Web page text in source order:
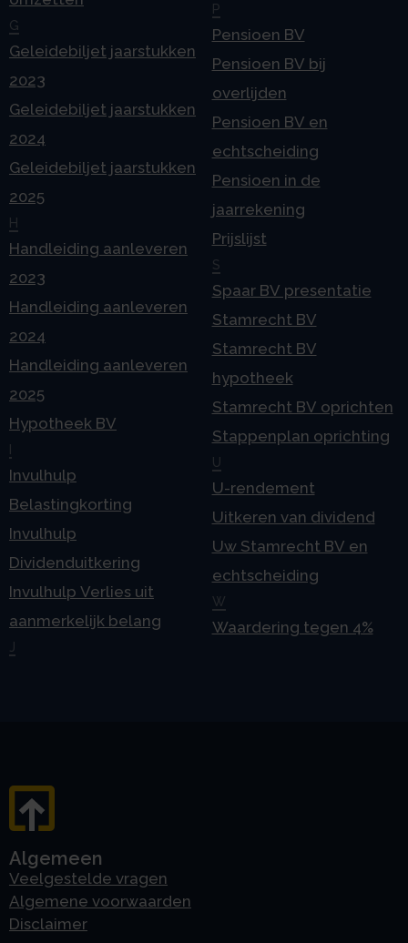
G
Geleidebiljet jaarstukken
2023
Geleidebiljet jaarstukken
2024
Geleidebiljet jaarstukken
2025
H
Handleiding aanleveren
2023
Handleiding aanleveren
2024
Handleiding aanleveren
2025
Hypotheek BV
Invulhulp
Belastingkorting
Invulhulp
Dividenduitkering
Invulhulp Verlies uit
aanmerkelijk belang
P
Pensioen BV
Pensioen BV bij
overlijden
Pensioen BV en
echtscheiding
Pensioen in de
jaarrekening
Prijslijst
S
Spaar BV presentatie
Stamrecht BV
Stamrecht BV
hypotheek
Stamrecht BV oprichten
Stappenplan oprichting
U
U-rendement
Uitkeren van dividend
Uw Stamrecht BV en
echtscheiding
W
Waardering tegen 4%
Algemeen
Veelgestelde vragen
Algemene voorwaarden
Disclaimer